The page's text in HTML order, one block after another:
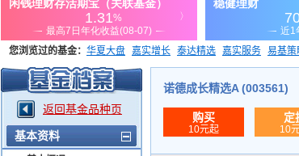
您浏览过的基金： 华夏大盘 嘉实增长 泰达精选 嘉实服务 易基策
添富优势 华安宏利 上证180价值ETF
返回基金品种页
基本资料
诺德成长精选A (003561)
购买
10元起
定
10